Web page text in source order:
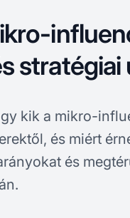
kik a mikro-
és miért
és